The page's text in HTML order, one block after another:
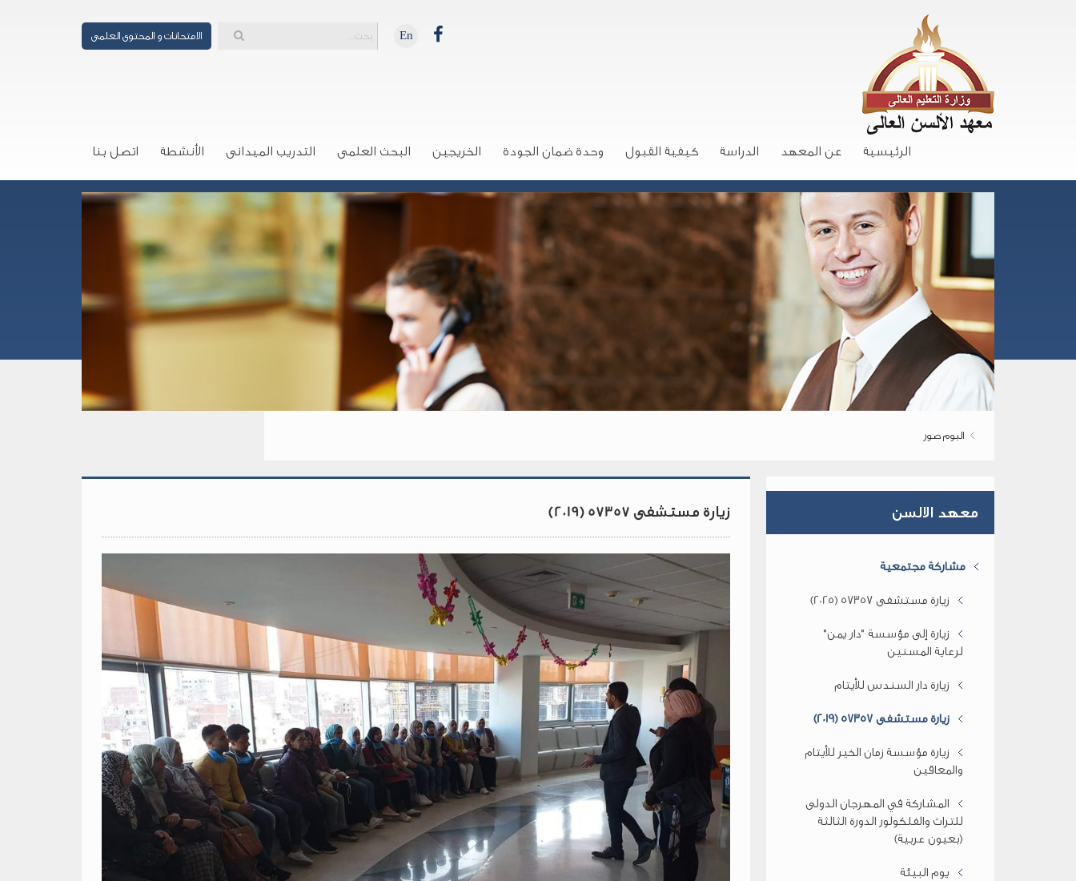
الامتحانات و المحتوى العلمى En
الرئيسية عن المعهد الدراسة كيفية القبول وحدة ضمان الجودة الخريجين البحث العلمى التدريب الميدانى الأنشطة اتصل بنا
البوم صور
معهد الالسن
مشاركة مجتمعية
زيارة مستشفى 57357 (2025)
زيارة إلى مؤسسة "دار يمن"
لرعاية المسنين
زيارة دار السندس للأيتام
زيارة مستشفى 57357 (2019)
زيارة مؤسسة زمان الخير للأيتام
والمعاقين
المشاركة في المهرجان الدولى
للتراث والفلكولور الدورة الثالثة
(بعيون عربية)
يوم البيئة
زيارة مستشفى 57357 (2019)